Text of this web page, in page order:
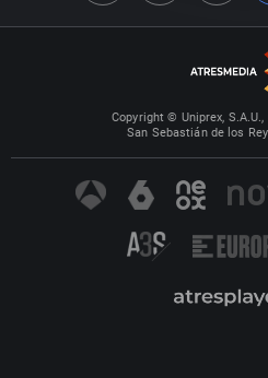
Copyright © Uniprex,
San Sebastián de los